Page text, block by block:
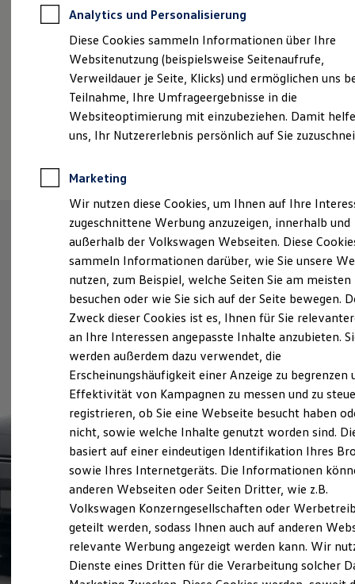
Autokredit mit Schlussrate
Versicherungen und Garantien
Kfz-Versicherung
Restschuldversicherungen
Garantien
Wartungsverträge
Geschäftskunden
Professional Class bei Volkswagen
Großkunden
Behörden
Anpfiff zum Gewinn
Elektroautos
ID. Tutorials
Elektrofahrzeugkonzepte
Reichweite
Reichweite der ID. Modelle
Reichweite im Winter
Laden
Laden unterwegs
Laden Zuhause
Ladezeitensimulator
Batterie
Sicherheit
Garantie und Lebensdauer
Nachhaltigkeit
Technologie
Kosten und Kauf
Verbrauchskosten
Kaufoptionen
E-Auto-Förderung
Software und Konnektivität
Die ID. Software 6
ID. Software Versionen und Updates
Digitale Extras
Schnittstellen zu Ihrem ID.
Analytics und Personalisierung
Diese Cookies sammeln Informationen über Ihre
Websitenutzung (beispielsweise Seitenaufrufe,
Verweildauer je Seite, Klicks) und ermöglichen uns
Teilnahme, Ihre Umfrageergebnisse in die
Websiteoptimierung mit einzubeziehen. Damit
uns, Ihr Nutzererlebnis persönlich auf Sie
Marketing
Wir nutzen diese Cookies, um Ihnen auf Ihre
zugeschnittene Werbung anzuzeigen, innerhalb und
außerhalb der Volkswagen Webseiten. Diese
sammeln Informationen darüber, wie Sie unsere
nutzen, zum Beispiel, welche Seiten Sie am meisten
besuchen oder wie Sie sich auf der Seite bewegen.
Zweck dieser Cookies ist es, Ihnen für Sie
an Ihre Interessen angepasste Inhalte anzubieten.
werden außerdem dazu verwendet, die
Erscheinungshäufigkeit einer Anzeige zu begrenzen
Effektivität von Kampagnen zu messen und zu
registrieren, ob Sie eine Webseite besucht haben
nicht, sowie welche Inhalte genutzt worden sind.
basiert auf einer eindeutigen Identifikation Ihres
sowie Ihres Internetgeräts. Die Informationen
anderen Webseiten oder Seiten Dritter, wie z.B.
Volkswagen Konzerngesellschaften oder
geteilt werden, sodass Ihnen auch auf anderen
relevante Werbung angezeigt werden kann. Wir
Dienste eines Dritten für die Verarbeitung solcher